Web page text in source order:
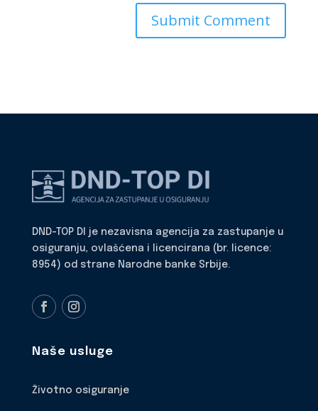
DND-TOP DI je nezavisna agencija za zastupanje u
osiguranju, ovlašćena i licencirana (br. licence:
8954) od strane Narodne banke Srbije.
Naše usluge
Životno osiguranje